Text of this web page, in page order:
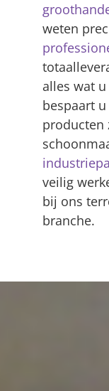
weten
alles wat
bespaart
producten
veilig
bij ons
branche.